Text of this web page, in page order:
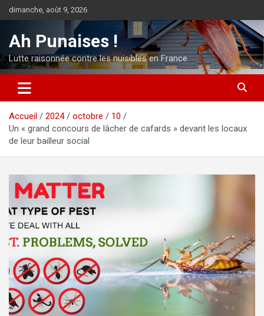
Aller
au
dimanche, août 9, 2026
Ah Punaises !
Lutte raisonnée contre les nuisibles en France
Accueil 2024 octobre
10
Un « grand concours de lâcher de cafards » devant les locaux
de leur bailleur social